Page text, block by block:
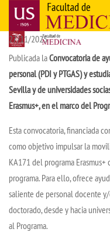
main
content
Navegación
principal
27/11/2025
Publicada laConvocatoria de
personal (PDI y PTGAS) y
Sevilla y de universidades
Erasmus+, en el marco del
Esta convocatoria, financiada
como objetivo impulsar la
KA171 del programa
programa. Para ello, ofrece
saliente de personal docente y/
doctorado, desde y hacia
al Programa.